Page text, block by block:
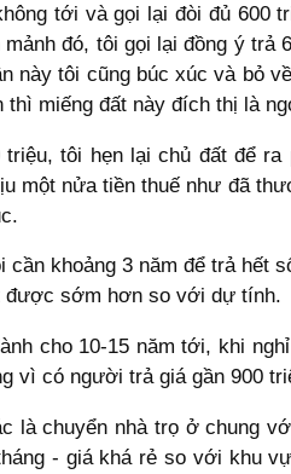
tới và gọi lại đòi đủ 600
đó, tôi gọi lại đồng ý
này tôi cũng búc xúc và bỏ
miếng đất này đích thị là
tôi hẹn lại chủ đất để
một nửa tiền thuế như đã
cần khoảng 3 năm để trả
được sớm hơn so với dự tính.
cho 10-15 năm tới, khi
vì có người trả giá gần 900
là chuyển nhà trọ ở chung
- giá khá rẻ so với khu